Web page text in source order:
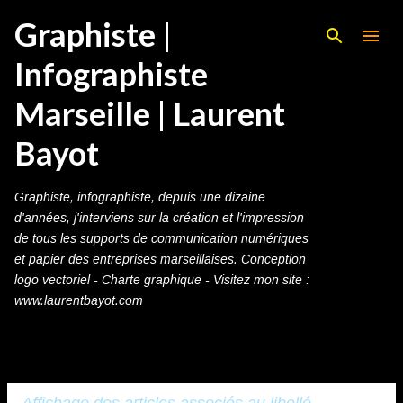
Accéder au contenu principal
Graphiste |
Infographiste
Marseille | Laurent
Bayot
Graphiste, infographiste, depuis une dizaine
d'années, j'interviens sur la création et l'impression
de tous les supports de communication numériques
et papier des entreprises marseillaises. Conception
logo vectoriel - Charte graphique - Visitez mon site :
www.laurentbayot.com